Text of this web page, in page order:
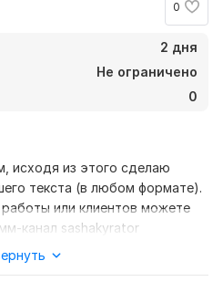
0
2 дня
Не ограничено
0
исходя из этого сделаю
текста (в любом формате).
или клиентов можете
канал sashakyrator